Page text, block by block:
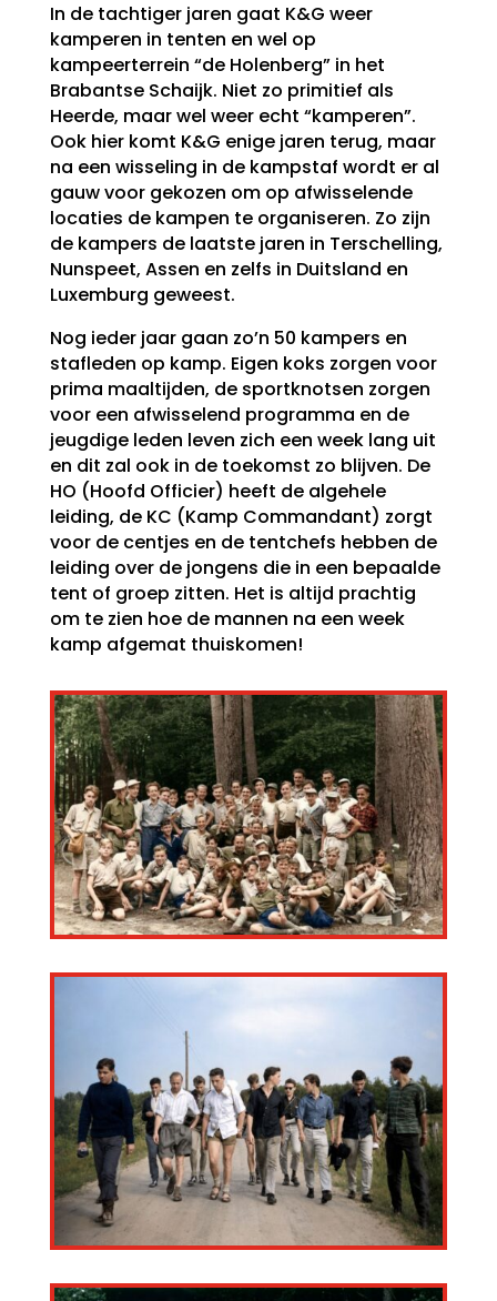
In de tachtiger jaren gaat K&G weer
kamperen in tenten en wel op
kampeerterrein “de Holenberg” in het
Brabantse Schaijk. Niet zo primitief als
Heerde, maar wel weer echt “kamperen”.
Ook hier komt K&G enige jaren terug, maar
na een wisseling in de kampstaf wordt er al
gauw voor gekozen om op afwisselende
locaties de kampen te organiseren. Zo zijn
de kampers de laatste jaren in Terschelling,
Nunspeet, Assen en zelfs in Duitsland en
Luxemburg geweest.
Nog ieder jaar gaan zo’n 50 kampers en
stafleden op kamp. Eigen koks zorgen voor
prima maaltijden, de sportknotsen zorgen
voor een afwisselend programma en de
jeugdige leden leven zich een week lang uit
en dit zal ook in de toekomst zo blijven. De
HO (Hoofd Officier) heeft de algehele
leiding, de KC (Kamp Commandant) zorgt
voor de centjes en de tentchefs hebben de
leiding over de jongens die in een bepaalde
tent of groep zitten. Het is altijd prachtig
om te zien hoe de mannen na een week
kamp afgemat thuiskomen!